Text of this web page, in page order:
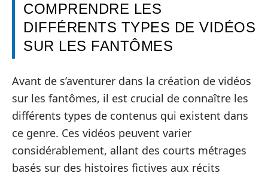
COMPRENDRE LES
DIFFÉRENTS TYPES DE VIDÉOS
SUR LES FANTÔMES
Avant de s’aventurer dans la création de vidéos
sur les fantômes, il est crucial de connaître les
différents types de contenus qui existent dans
ce genre. Ces vidéos peuvent varier
considérablement, allant des courts métrages
basés sur des histoires fictives aux récits